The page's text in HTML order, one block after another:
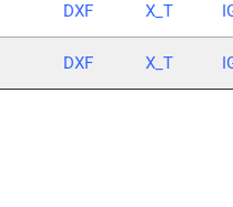
DXF X_T
DXF X_T